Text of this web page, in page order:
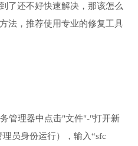
了还不好快速解决，那该怎么
法，推荐使用专业的修复工具
管理器中点击"文件"-"打开新
员身份运行），输入“sfc